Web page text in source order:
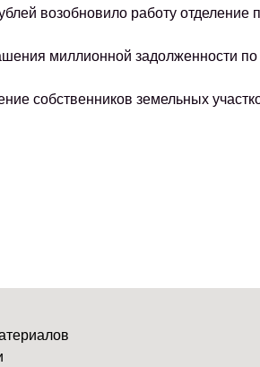
возобновило работу отделение
миллионной задолженности по
собственников земельных